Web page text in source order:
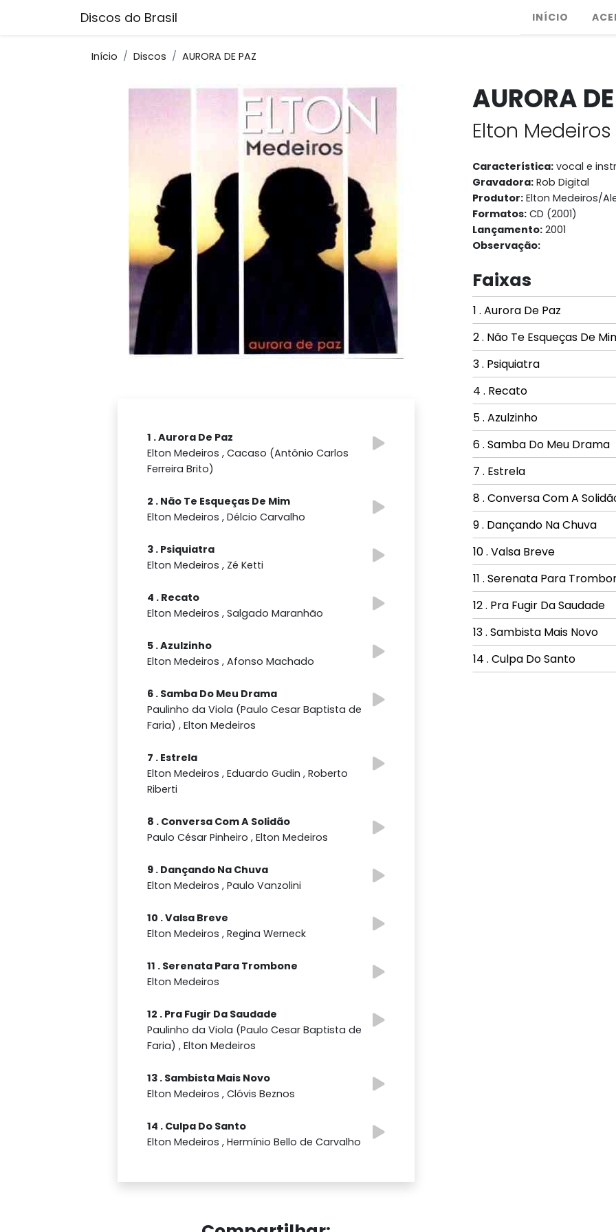
Discos do Brasil INÍCIO
Início Discos AURORA DE PAZ
1 . Aurora De Paz
Elton Medeiros , Cacaso (Antônio Carlos
Ferreira Brito)
2 . Não Te Esqueças De Mim
Elton Medeiros , Délcio Carvalho
3 . Psiquiatra
Elton Medeiros , Zé Ketti
4 . Recato
Elton Medeiros , Salgado Maranhão
5 . Azulzinho
Elton Medeiros , Afonso Machado
6 . Samba Do Meu Drama
Paulinho da Viola (Paulo Cesar Baptista de
Faria) , Elton Medeiros
7 . Estrela
Elton Medeiros , Eduardo Gudin , Roberto
Riberti
8 . Conversa Com A Solidão
Paulo César Pinheiro , Elton Medeiros
9 . Dançando Na Chuva
Elton Medeiros , Paulo Vanzolini
10 . Valsa Breve
Elton Medeiros , Regina Werneck
11 . Serenata Para Trombone
Elton Medeiros
12 . Pra Fugir Da Saudade
Paulinho da Viola (Paulo Cesar Baptista de
Faria) , Elton Medeiros
13 . Sambista Mais Novo
Elton Medeiros , Clóvis Beznos
14 . Culpa Do Santo
Elton Medeiros , Hermínio Bello de Carvalho
AURORA
Elton Medeiros
Característica: vocal e
Gravadora: Rob Digital
Produtor: Elton Medeiros/
Formatos: CD (2001)
Lançamento: 2001
Observação:
Faixas
1 . Aurora De Paz
2 . Não Te Esqueças De
3 . Psiquiatra
4 . Recato
5 . Azulzinho
6 . Samba Do Meu Drama
7 . Estrela
8 . Conversa Com A
9 . Dançando Na Chuva
10 . Valsa Breve
11 . Serenata Para
12 . Pra Fugir Da Saudade
13 . Sambista Mais Novo
14 . Culpa Do Santo